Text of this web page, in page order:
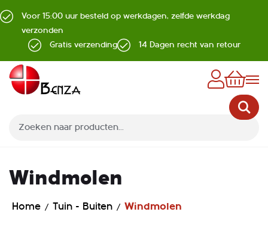
Voor 15:00 uur besteld op werkdagen, zelfde werkdag
verzonden
Gratis verzending
14 Dagen recht van retour
Windmolen
Home Tuin - Buiten Windmolen